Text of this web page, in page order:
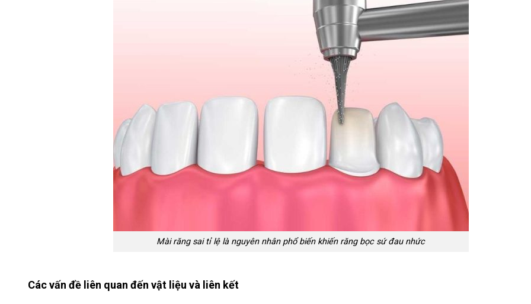
Mài răng sai tỉ lệ là nguyên nhân phổ biến khiến răng bọc sứ đau nhức
Các vấn đề liên quan đến vật liệu và liên kết